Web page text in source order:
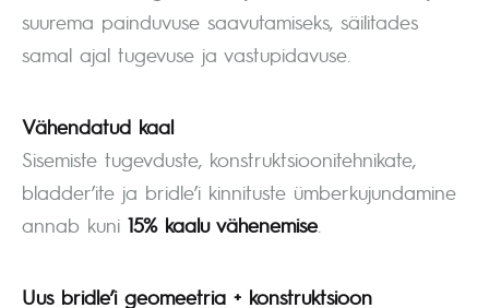
suurema painduvuse saavutamiseks, säilitades
samal ajal tugevuse ja vastupidavuse.
Vähendatud kaal
Sisemiste tugevduste, konstruktsioonitehnikate,
bladder’ite ja bridle’i kinnituste ümberkujundamine
annab kuni 15% kaalu vähenemise
Uus bridle’i geomeetria + konstruktsioon